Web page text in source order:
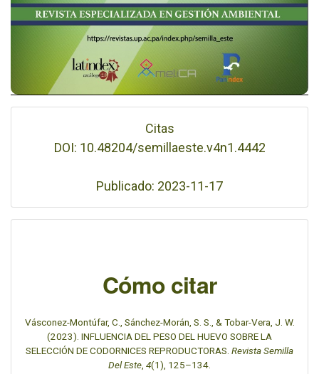
Citas
DOI: 10.48204/semillaeste.v4n1.4442
Publicado: 2023-11-17
Cómo citar
Vásconez-Montúfar, C., Sánchez-Morán, S. S., & Tobar-Vera, J. W.
(2023). INFLUENCIA DEL PESO DEL HUEVO SOBRE LA
SELECCIÓN DE CODORNICES REPRODUCTORAS. Revista Semilla
Del Este 4(1), 125–134.